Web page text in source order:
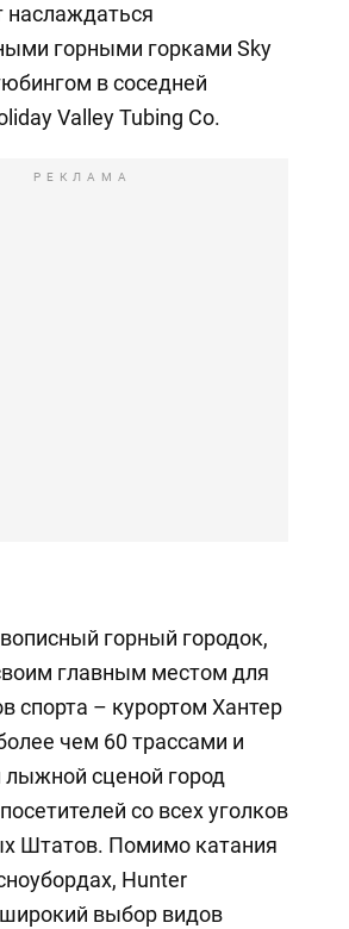
наслаждаться
горными горками Sky
в соседней
Valley Tubing Co.
РЕКЛАМА
горный городок,
главным местом для
спорта – курортом Хантер
чем 60 трассами и
сценой город
со всех уголков
Штатов. Помимо катания
Hunter
выбор видов